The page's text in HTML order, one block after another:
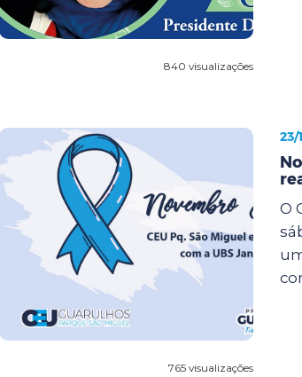
840 visualizações
765 visualizações
23/
O